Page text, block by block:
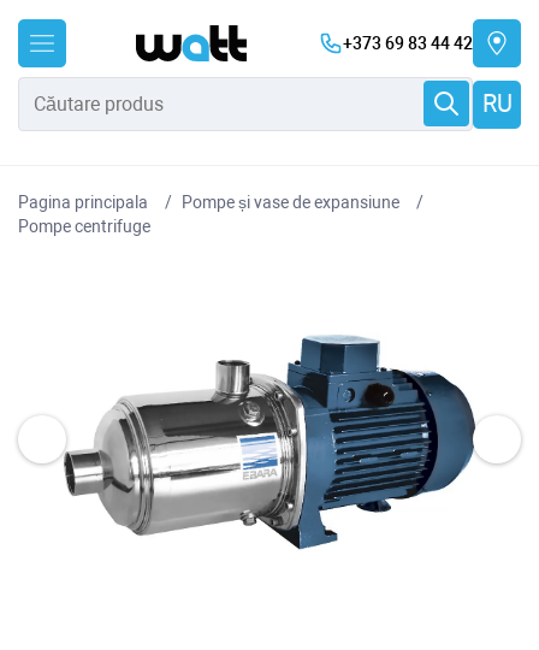
+373 69 83 44 42
RU
Pagina principala
Pompe și vase de expansiune
Pompe centrifuge